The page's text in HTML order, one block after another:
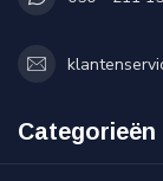
Categorieën